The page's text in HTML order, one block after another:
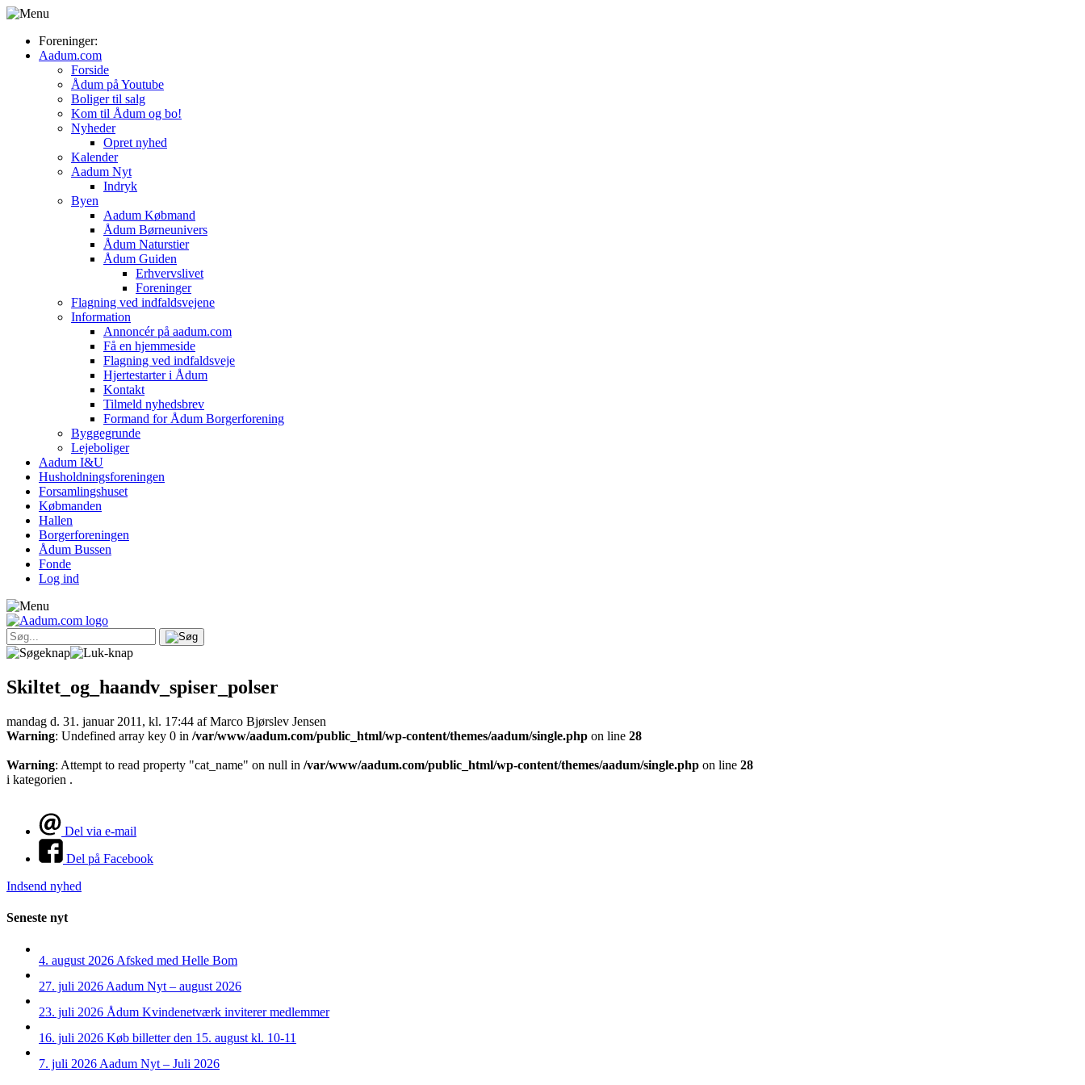
Foreninger:
Aadum.com
Forside
Ådum på Youtube
Boliger til salg
Kom til Ådum og bo!
Nyheder
Opret nyhed
Kalender
Aadum Nyt
Indryk
Byen
Aadum Købmand
Ådum Børneunivers
Ådum Naturstier
Ådum Guiden
Erhvervslivet
Foreninger
Flagning ved indfaldsvejene
Information
Annoncér på aadum.com
Få en hjemmeside
Flagning ved indfaldsveje
Hjertestarter i Ådum
Kontakt
Tilmeld nyhedsbrev
Formand for Ådum Borgerforening
Byggegrunde
Lejeboliger
Aadum I&U
Husholdningsforeningen
Forsamlingshuset
Købmanden
Hallen
Borgerforeningen
Ådum Bussen
Fonde
Log ind
Skiltet_og_haandv_spiser_polser
mandag d. 31. januar 2011, kl. 17:44 af Marco Bjørslev Jensen
Warning: Undefined array key 0 in /var/www/aadum.com/public_html/wp-content/themes/aadum/single.php on line 28
Warning: Attempt to read property "cat_name" on null in /var/www/aadum.com/public_html/wp-content/themes/aadum/single.php on line 28
i kategorien .
Del via e-mail
Del på Facebook
Indsend nyhed
Seneste nyt
4. august 2026 Afsked med Helle Bom
27. juli 2026 Aadum Nyt – august 2026
23. juli 2026 Ådum Kvindenetværk inviterer medlemmer
16. juli 2026 Køb billetter den 15. august kl. 10-11
7. juli 2026 Aadum Nyt – Juli 2026